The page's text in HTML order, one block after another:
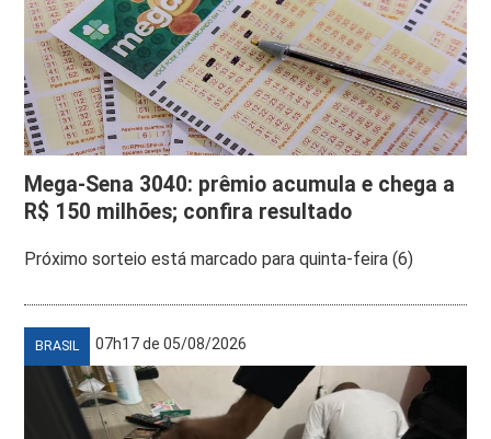
Mega-Sena 3040: prêmio acumula e chega a
R$ 150 milhões; confira resultado
Próximo sorteio está marcado para quinta-feira (6)
BRASIL 07h17 de 05/08/2026